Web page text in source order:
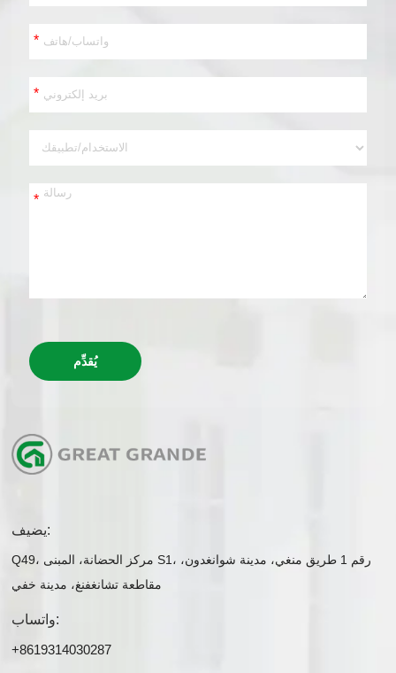
*
*
*
يُقدِّم
يضيف:
Q49، مركز الحضانة، المبنى S1، رقم 1 طريق منغي، مدينة شوانغدون،
مقاطعة تشانغفنغ، مدينة خفي
واتساب:
+8619314030287